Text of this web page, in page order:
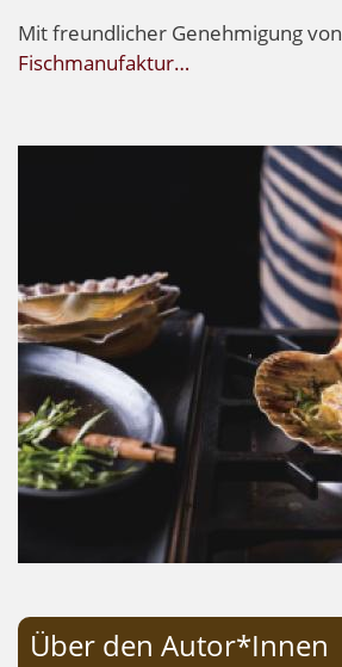
Mit freundlicher Genehmigung von
Fischmanufaktur…
Über den Autor*Innen